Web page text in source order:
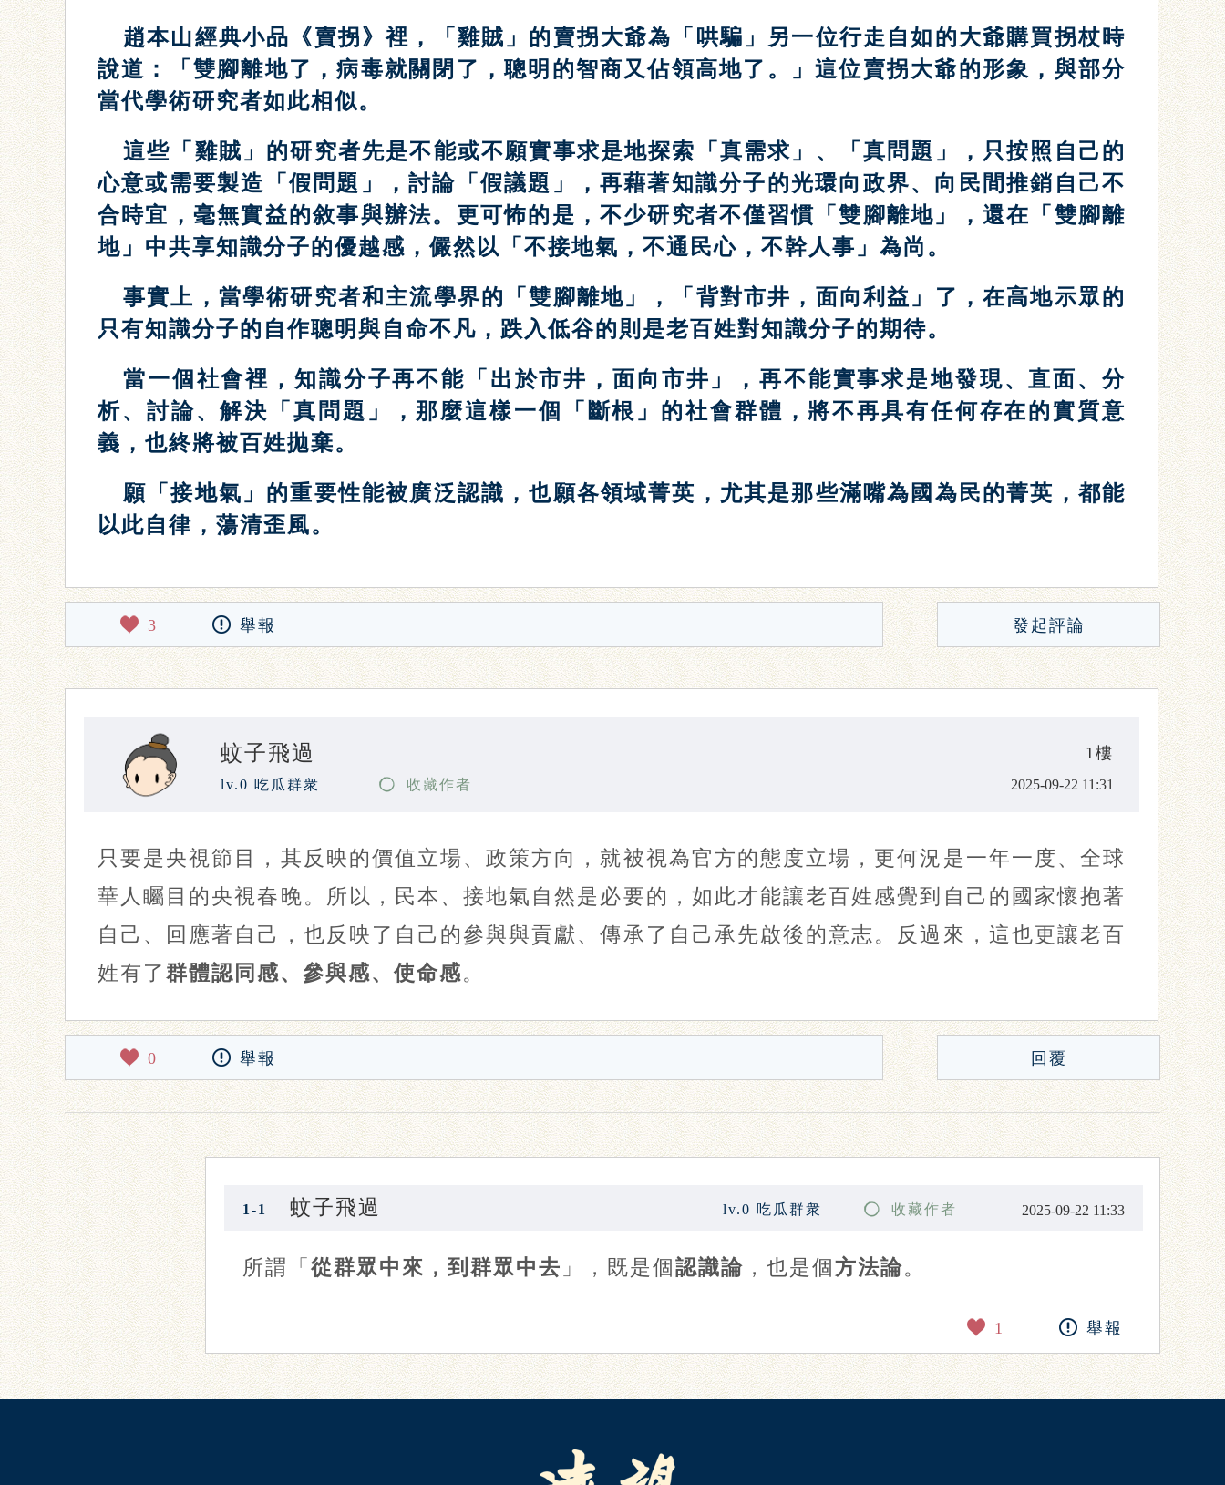
趙本山經典小品《賣拐》裡，「雞賊」的賣拐大爺為「哄騙」另一位行走自如的大爺購買拐杖時
說道：「雙腳離地了，病毒就關閉了，聰明的智商又佔領高地了。」這位賣拐大爺的形象，與部分
當代學術研究者如此相似。
這些「雞賊」的研究者先是不能或不願實事求是地探索「真需求」、「真問題」，只按照自己的
心意或需要製造「假問題」，討論「假議題」，再藉著知識分子的光環向政界、向民間推銷自己不
合時宜，毫無實益的敘事與辦法。更可怖的是，不少研究者不僅習慣「雙腳離地」，還在「雙腳離
地」中共享知識分子的優越感，儼然以「不接地氣，不通民心，不幹人事」為尚。
事實上，當學術研究者和主流學界的「雙腳離地」，「背對市井，面向利益」了，在高地示眾的
只有知識分子的自作聰明與自命不凡，跌入低谷的則是老百姓對知識分子的期待。
當一個社會裡，知識分子再不能「出於市井，面向市井」，再不能實事求是地發現、直面、分
析、討論、解決「真問題」，那麼這樣一個「斷根」的社會群體，將不再具有任何存在的實質意
義，也終將被百姓拋棄。
願「接地氣」的重要性能被廣泛認識，也願各領域菁英，尤其是那些滿嘴為國為民的菁英，都能
以此自律，蕩清歪風。
3 舉報 發起評論
蚊子飛過 1樓
lv.0 吃瓜群衆 收藏作者 2025-09-22 11:31
只要是央視節目，其反映的價值立場、政策方向，就被視為官方的態度立場，更何況是一年一度、全球
華人矚目的央視春晚。所以，民本、接地氣自然是必要的，如此才能讓老百姓感覺到自己的國家懷抱著
自己、回應著自己，也反映了自己的參與與貢獻、傳承了自己承先啟後的意志。反過來，這也更讓老百
姓有了 群體認同感、參與感、使命感。
0 舉報 回覆
1-1 蚊子飛過 lv.0 吃瓜群衆 收藏作者 2025-09-22 11:33
所謂「 從群眾中來，到群眾中去 」，既是個 認識論 ，也是個 方法論。
舉報
1